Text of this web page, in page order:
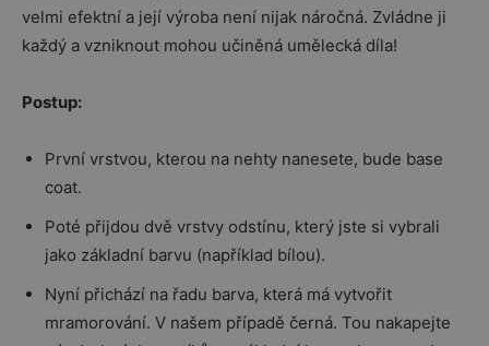
velmi efektní a její výroba není nijak náročná. Zvládne ji
každý a vzniknout mohou učiněná umělecká díla!
Postup:
První vrstvou, kterou na nehty nanesete, bude base
coat.
Poté přijdou dvě vrstvy odstínu, který jste si vybrali
jako základní barvu (například bílou).
Nyní přichází na řadu barva, která má vytvořit
mramorování. V našem případě černá. Tou nakapejte